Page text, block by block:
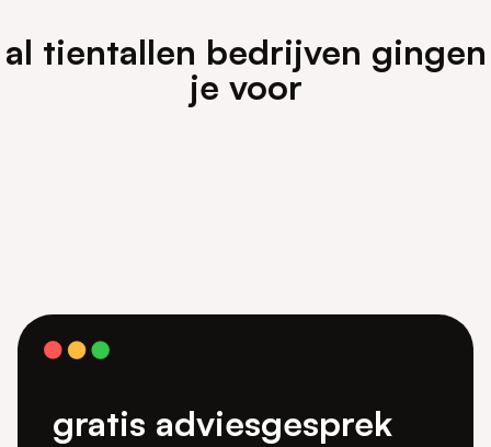
al tientallen bedrijven gingen
je voor
gratis adviesgesprek